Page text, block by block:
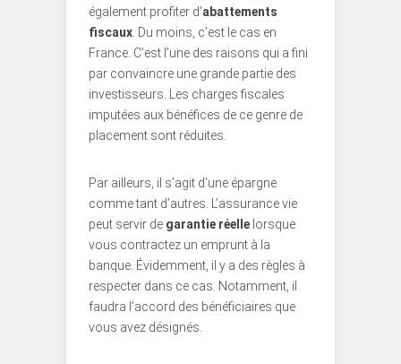
également profiter d’abattements
fiscaux. Du moins, c’est le cas en
France. C’est l’une des raisons qui a fini
par convaincre une grande partie des
investisseurs. Les charges fiscales
imputées aux bénéfices de ce genre de
placement sont réduites.
Par ailleurs, il s’agit d’une épargne
comme tant d’autres. L’assurance vie
peut servir de garantie réelle lorsque
vous contractez un emprunt à la
banque. Évidemment, il y a des règles à
respecter dans ce cas. Notamment, il
faudra l’accord des bénéficiaires que
vous avez désignés.